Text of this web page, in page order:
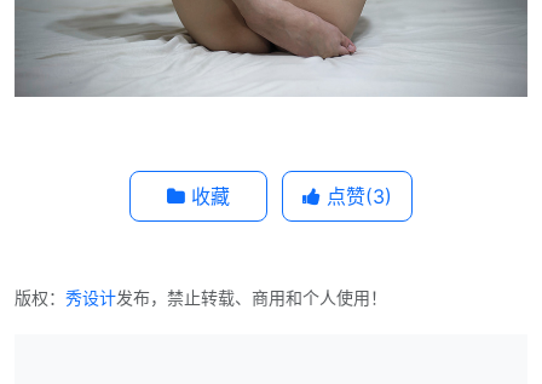
收藏 点赞(3)
版权： 秀设计发布，禁止转载、商用和个人使用！